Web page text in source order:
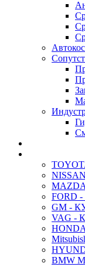
FORD
GM -
VAG -
BMW